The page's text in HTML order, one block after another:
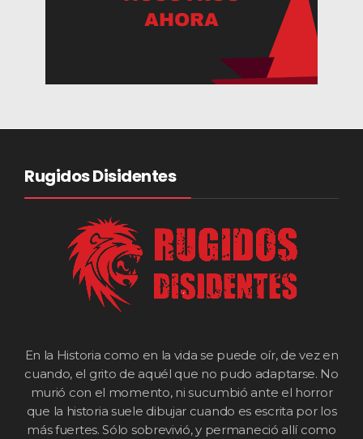
Rugidos Disidentes
En la Historia como en la vida se puede oír, de vez en
cuando, el grito de aquél que no pudo adaptarse. No
murió con el momento, ni sucumbió ante el horror
que la historia suele dibujar cuando es escrita por los
más fuertes. Sólo sobrevivió, y permaneció allí como